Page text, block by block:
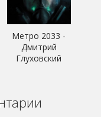
Метро 2033 -
Дмитрий
Глуховский